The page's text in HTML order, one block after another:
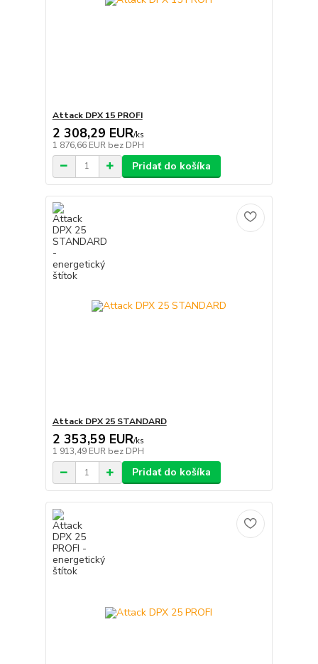
Attack DPX 15 PROFI
2 308,29 EUR/ks
1 876,66 EUR bez DPH
Pridať do košíka
Attack DPX 25 STANDARD
2 353,59 EUR/ks
1 913,49 EUR bez DPH
Pridať do košíka